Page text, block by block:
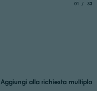
01 di
33
Aggiungi alla richiesta multipla